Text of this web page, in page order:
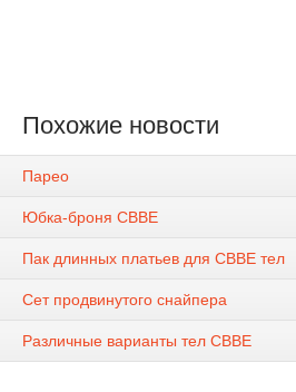
Похожие новости
Парео
Юбка-броня CBBE
Пак длинных платьев для CBBE тел
Сет продвинутого снайпера
Различные варианты тел CBBE